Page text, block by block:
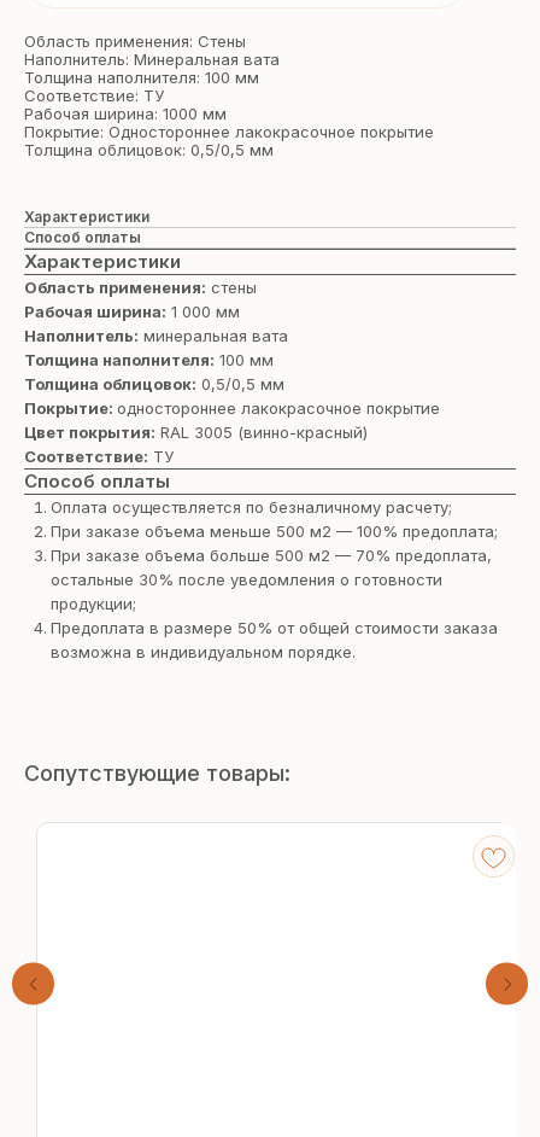
Область применения: Стены
Наполнитель: Минеральная вата
Толщина наполнителя: 100 мм
Соответствие: ТУ
Рабочая ширина: 1000 мм
Покрытие: Одностороннее лакокрасочное покрытие
Толщина облицовок: 0,5/0,5 мм
Характеристики
Способ оплаты
Характеристики
Область применения: стены
Рабочая ширина: 1 000 мм
Наполнитель: минеральная вата
Толщина наполнителя: 100 мм
Толщина облицовок: 0,5/0,5 мм
Покрытие: одностороннее лакокрасочное покрытие
Цвет покрытия: RAL 3005 (винно-красный)
Соответствие: ТУ
Способ оплаты
Оплата осуществляется по безналичному расчету;
При заказе объема меньше 500 м2 — 100% предоплата;
При заказе объема больше 500 м2 — 70% предоплата,
остальные 30% после уведомления о готовности
продукции;
Предоплата в размере 50% от общей стоимости заказа
возможна в индивидуальном порядке.
Сопутствующие товары: